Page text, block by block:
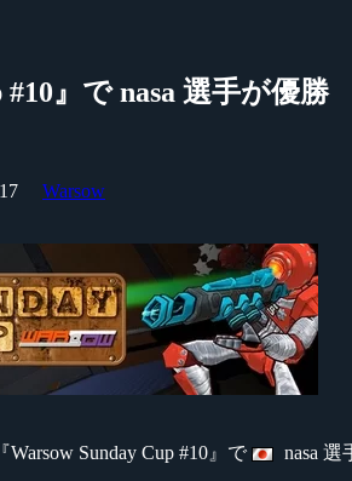
#10』で nasa 選手が優勝
Warsow
Sunday Cup #10』で nasa 選